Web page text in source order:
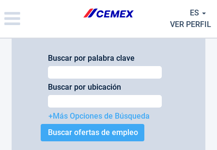
note:
This
ES
VER PERFIL
Buscar por palabra clave
Buscar por ubicación
+Más Opciones de Búsqueda